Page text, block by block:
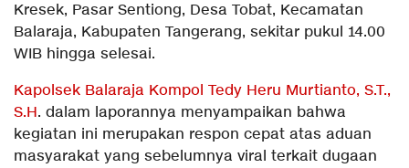
Kresek, Pasar Sentiong, Desa Tobat, Kecamatan
Balaraja, Kabupaten Tangerang, sekitar pukul 14.00
WIB hingga selesai.
Kapolsek Balaraja Kompol Tedy Heru Murtianto, S.T.,
S.H. dalam laporannya menyampaikan bahwa
kegiatan ini merupakan respon cepat atas aduan
masyarakat yang sebelumnya viral terkait dugaan